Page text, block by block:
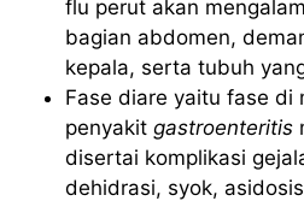
flu perut akan
bagian abdomen,
kepala, serta tubuh
Fase diare yaitu fase di
penyakit gastroenteritis
disertai komplikasi
dehidrasi, syok,